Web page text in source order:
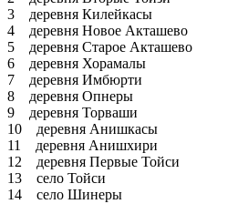
3 деревня Килейкасы
4 деревня Новое Акташево
5 деревня Старое Акташево
6 деревня Хорамалы
7 деревня Имбюрти
8 деревня Опнеры
9 деревня Торваши
10 деревня Анишкасы
11 деревня Анишхири
12 деревня Первые Тойси
13 село Тойси
14 село Шинеры